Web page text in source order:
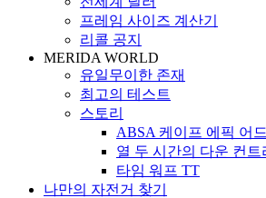
프레임 사이즈 계산기
리콜 공지
MERIDA WORLD
유일무이한 존재
최고의 테스트
스토리
ABSA 케이프 에픽 어
열 두 시간의 다운 컨트
타임 워프 TT
나만의 자전거 찾기